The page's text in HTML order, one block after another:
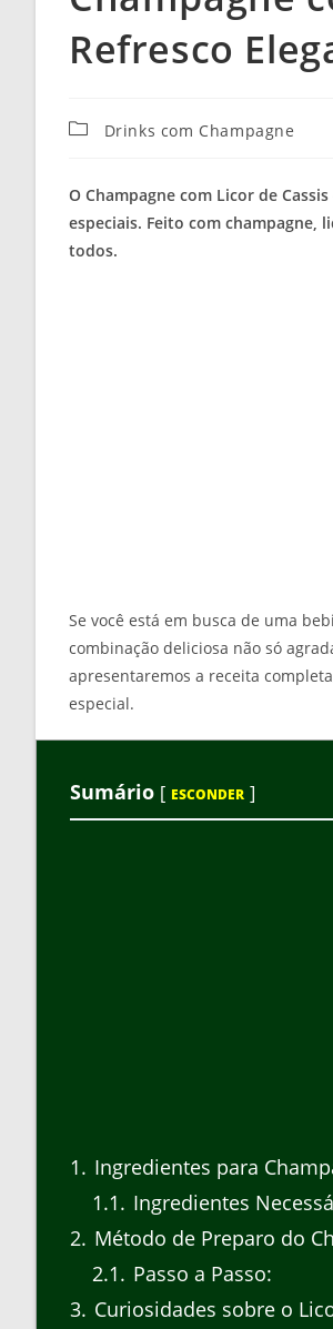
Refresco
CategoriaDrinks com Champagne
O Champagne com Licor de
especiais. Feito com champagne,
todos.
Se você está em busca de uma
combinação deliciosa não só
apresentaremos a receita
especial.
Sumário [ ESCONDER ]
1
Ingredientes para
1.1
Ingredientes
2 Método de Preparo do
2.1
Passo a Passo:
3 Curiosidades sobre o